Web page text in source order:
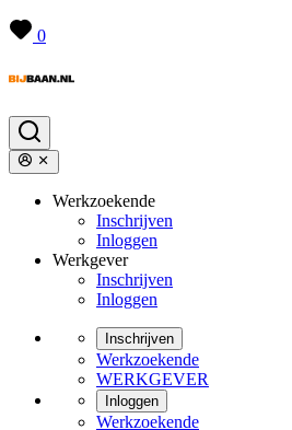
0
Werkzoekende
Inschrijven
Inloggen
Werkgever
Inschrijven
Inloggen
Inschrijven
Werkzoekende
WERKGEVER
Inloggen
Werkzoekende